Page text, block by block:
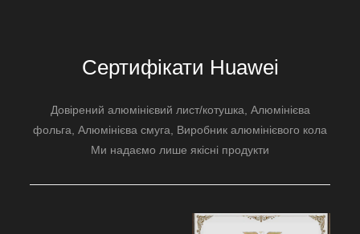
Сертифікати Huawei
Довірений алюмінієвий лист/котушка, Алюмінієва
фольга, Алюмінієва смуга, Виробник алюмінієвого кола
Ми надаємо лише якісні продукти